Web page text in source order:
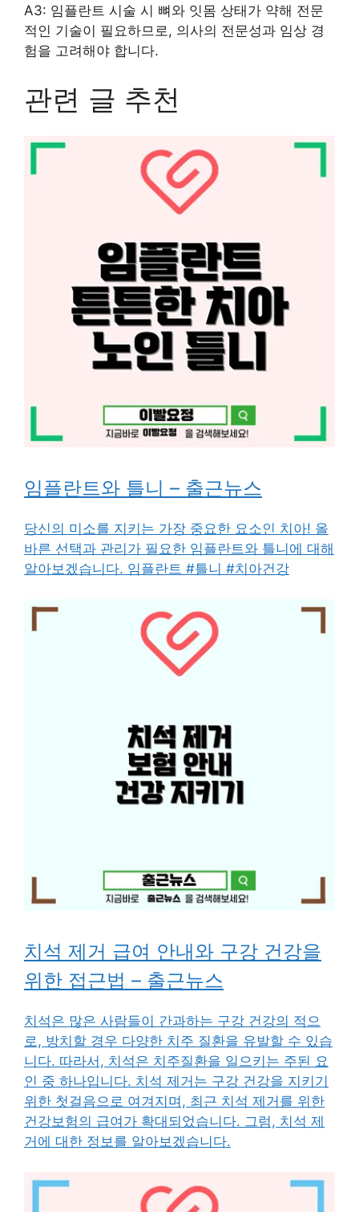
A3: 임플란트 시술 시 뼈와 잇몸 상태가 약해 전문
적인 기술이 필요하므로, 의사의 전문성과 임상 경
험을 고려해야 합니다.
관련 글 추천
임플란트와 틀니 – 출근뉴스
당신의 미소를 지키는 가장 중요한 요소인 치아! 올
바른 선택과 관리가 필요한 임플란트와 틀니에 대해
알아보겠습니다. 임플란트 #틀니 #치아건강
치석 제거 급여 안내와 구강 건강을
위한 접근법 – 출근뉴스
치석은 많은 사람들이 간과하는 구강 건강의 적으
로, 방치할 경우 다양한 치주 질환을 유발할 수 있습
니다. 따라서, 치석은 치주질환을 일으키는 주된 요
인 중 하나입니다. 치석 제거는 구강 건강을 지키기
위한 첫걸음으로 여겨지며, 최근 치석 제거를 위한
건강보험의 급여가 확대되었습니다. 그럼, 치석 제
거에 대한 정보를 알아보겠습니다.